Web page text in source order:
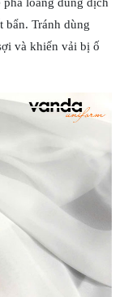
bẩn. Tránh dùng
và khiến vải bị ố